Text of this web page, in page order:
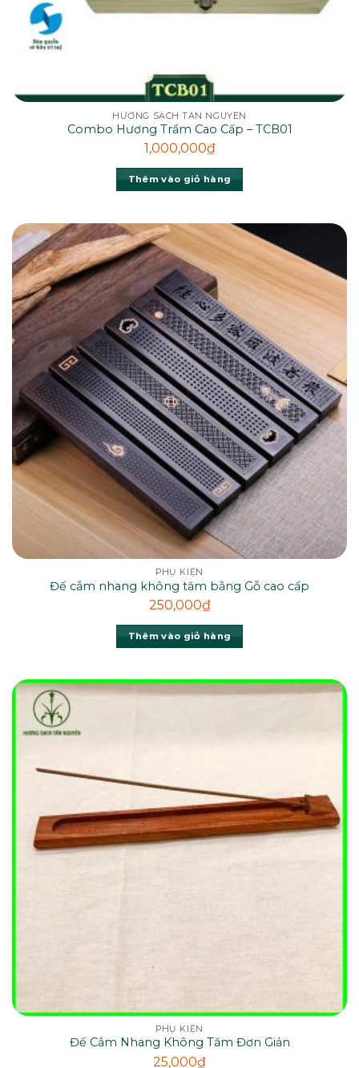
HƯƠNG SẠCH TÂN NGUYÊN
Combo Hương Trầm Cao Cấp – TCB01
1,000,000₫
Thêm vào giỏ hàng
PHỤ KIỆN
Đế cắm nhang không tăm bằng Gỗ cao cấp
250,000₫
Thêm vào giỏ hàng
PHỤ KIỆN
Đế Cắm Nhang Không Tăm Đơn Giản
25,000₫